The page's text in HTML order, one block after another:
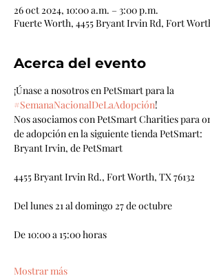
26 oct 2024, 10:00 a.m. – 3:00 p.m.
Fuerte Worth, 4455 Bryant Irvin Rd, Fort
Acerca del evento
¡Únase a nosotros en PetSmart para la
#SemanaNacionalDeLaAdopción!
Nos asociamos con PetSmart Charities para
de adopción en la siguiente tienda PetSmart:
Bryant Irvin, de PetSmart
4455 Bryant Irvin Rd., Fort Worth, TX 76132
Del lunes 21 al domingo 27 de octubre
De 10:00 a 15:00 horas
Mostrar más